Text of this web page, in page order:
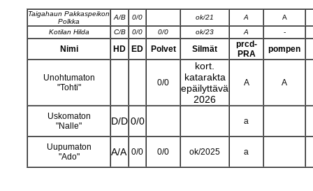
Taigahaun Pakkaspeikon
Polkka
A/B 0/0 ok/21 A
A
Kotilan Hilda
C/B 0/0 0/0 ok/23 A -
Nimi HD ED Polvet Silmät
prcd-
PRA
pompen
Unohtumaton
"Tohti"
0/0
kort.
katarakta
epäilyttävä
2026
A A
Uskomaton
"Nalle"
D/D 0/0 a
Uupumaton
"Ado"
A/A 0/0 0/0 ok/2025 a